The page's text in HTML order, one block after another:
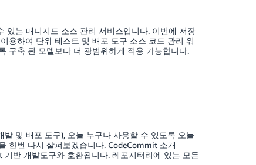
있는 매니지드 소스 관리 서비스입니다. 이번에 저장
용하여 단위 테스트 및 배포 도구 소스 코드 관리 워
구축 된 모델보다 더 광범위하게 적용 가능합니다.
및 배포 도구), 오늘 누구나 사용할 수 있도록 오늘
한번 다시 살펴보겠습니다. CodeCommit 소개
반 개발도구와 호환됩니다. 레포지터리에 있는 모든